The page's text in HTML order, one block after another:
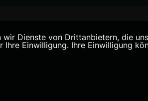
Dienste von Drittanbietern, die
Einwilligung. Ihre Einwilligung